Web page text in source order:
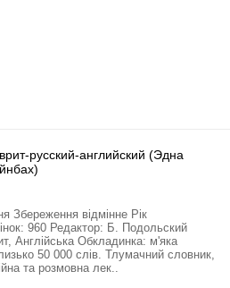
русский-английский (Эдна
Збереження відмінне Рік
960 Редактор: Б. Пoдольский
Англійська Обкладинка: м'яка
50 000 слів. Тлумачний словник,
та розмовна лек..